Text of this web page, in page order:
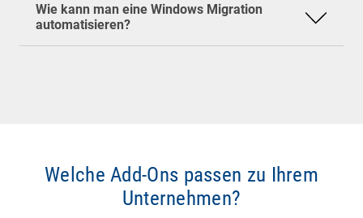
Wie kann man eine Windows Migration
automatisieren?
zu stemmen.
Welche Add-Ons passen zu Ihrem
Unternehmen?